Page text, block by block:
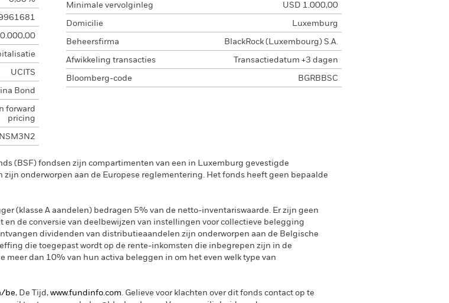
UCITS
Bond
forward
pricing
Minimale vervolginleg USD 1.000,00
Domicilie Luxemburg
Beheersfirma BlackRock (Luxembourg) S.A.
Afwikkeling transacties Transactiedatum +3 dagen
Bloomberg-code BGRBBSC
(BSF) fondsen zijn compartimenten van een in Luxemburg gevestigde
onderworpen aan de Europese reglementering. Het fonds heeft geen bepaalde
(klasse A aandelen) bedragen 5% van de netto-inventariswaarde. Er zijn geen
de conversie van deelbewijzen van instellingen voor collectieve belegging
dividenden van distributieaandelen zijn onderworpen aan de Belgische
die toegepast wordt op de rente-inkomsten die inbegrepen zijn in de
dan 10% van hun activa beleggen in om het even welk type van
be, De Tijd, www.fundinfo.com. Gelieve voor klachten over dit fonds contact op te